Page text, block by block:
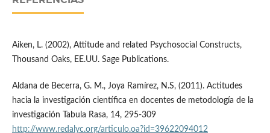
Aiken, L. (2002), Attitude and related Psychosocial Constructs,
Thousand Oaks, EE.UU. Sage Publications.
Aldana de Becerra, G. M., Joya Ramírez, N.S, (2011). Actitudes
hacia la investigación científica en docentes de metodología de la
investigación Tabula Rasa, 14, 295-309
http://www.redalyc.org/articulo.oa?id=39622094012